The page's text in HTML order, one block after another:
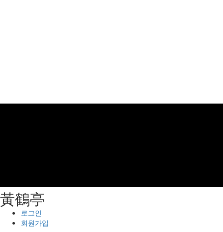
⿈鶴亭
로그인
회원가입